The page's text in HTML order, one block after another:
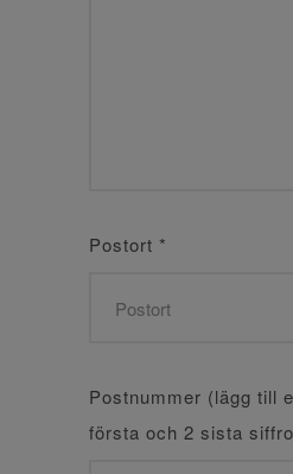
Postort *
Postnummer (lägg till
första och 2 sista